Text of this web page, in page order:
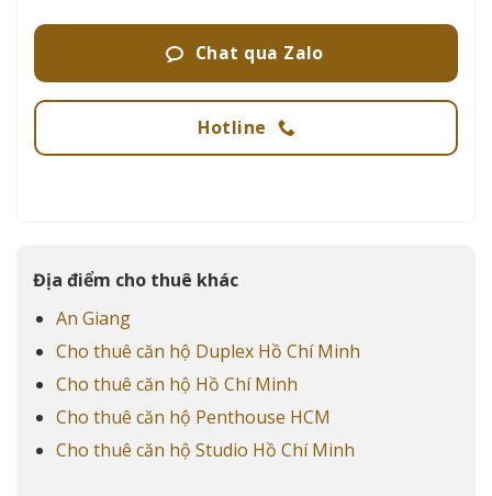
Chat qua Zalo
Hotline
Địa điểm cho thuê khác
An Giang
Cho thuê căn hộ Duplex Hồ Chí Minh
Cho thuê căn hộ Hồ Chí Minh
Cho thuê căn hộ Penthouse HCM
Cho thuê căn hộ Studio Hồ Chí Minh